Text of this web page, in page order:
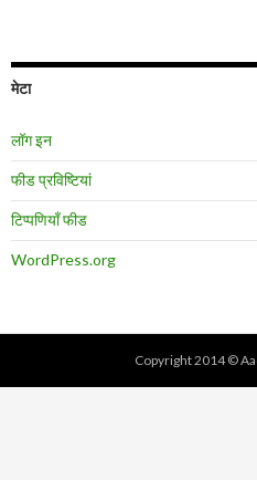
मेटा
लॉग इन
फीड प्रविष्टियां
टिप्पणियाँ फीड
WordPress.org
Copyright 2014 ©